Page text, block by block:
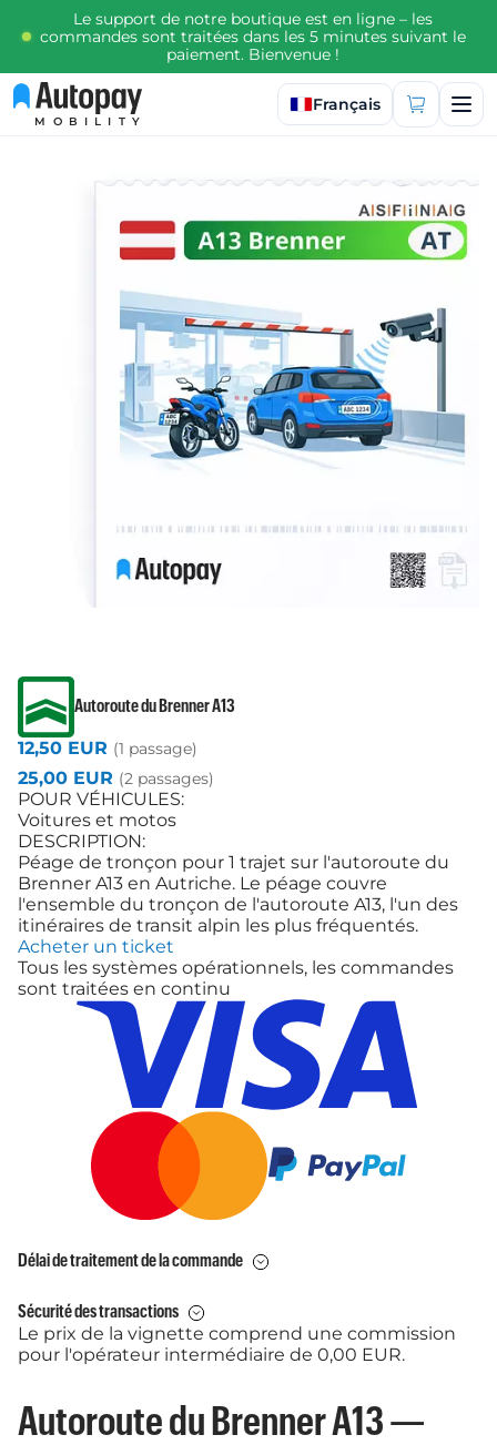
Le support de notre boutique est en ligne – les
commandes sont traitées dans les 5 minutes suivant le
paiement. Bienvenue !
MOBILITY
Sélectionner la langue
Français
Autoroute du Brenner A13
12,50 EUR (1 passage)
25,00 EUR (2 passages)
POUR VÉHICULES:
Voitures et motos
DESCRIPTION:
Péage de tronçon pour 1 trajet sur l'autoroute du
Brenner A13 en Autriche. Le péage couvre
l'ensemble du tronçon de l'autoroute A13, l'un des
itinéraires de transit alpin les plus fréquentés.
Acheter un ticket
Tous les systèmes opérationnels, les commandes
sont traitées en continu
Délai de traitement de la commande
Sécurité des transactions
Le prix de la vignette comprend une commission
pour l'opérateur intermédiaire de 0,00 EUR.
Autoroute du Brenner A13 —